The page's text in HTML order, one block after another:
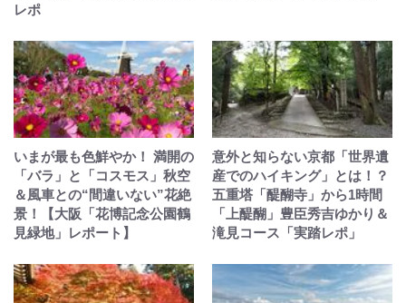
レポ
いまが最も色鮮やか！ 満開の
「バラ」と「コスモス」秋空
＆風車との“間違いない”花絶
景！【大阪「花博記念公園鶴
見緑地」レポート】
意外と知らない京都「世界遺
産でのハイキング」とは！？
五重塔「醍醐寺」から1時間
「上醍醐」豊臣秀吉ゆかり＆
滝見コース「実踏レポ」